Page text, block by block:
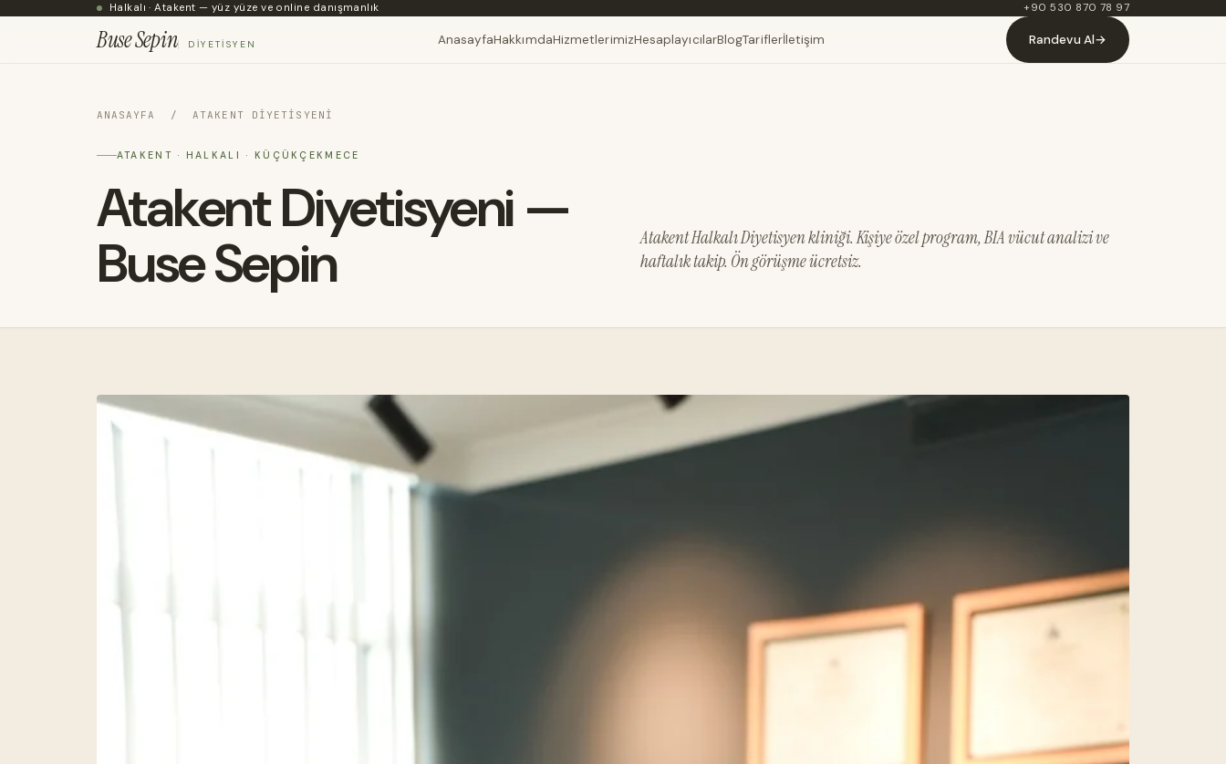
Halkalı · Atakent — yüz yüze ve online danışmanlık +90 530 870 78 97
Buse Sepin DIYETISYEN AnasayfaHakkımdaHizmetlerimizHesaplayıcılarBlogTariflerİletişim Randevu Al→
ANASAYFA / ATAKENT DIYETISYENI
ATAKENT · HALKALI · KÜÇÜKÇEKMECE
Atakent Diyetisyeni —
Buse Sepin
Atakent Halkalı Diyetisyen kliniği. Kişiye özel program, BIA vücut analizi ve
haftalık takip. Ön görüşme ücretsiz.